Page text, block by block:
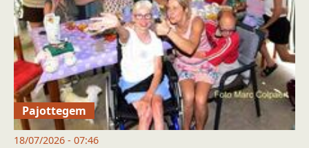
Pajottegem
18/07/2026 - 07:46